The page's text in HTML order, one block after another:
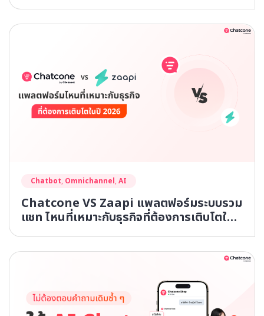
Chatbot, Omnichannel,AI
Chatcone VS Zaapi แพลตฟอร์มระบบรวม
แชท ไหนที่เหมาะกับธุรกิจที่ต้องการเติบโตในปี
2026